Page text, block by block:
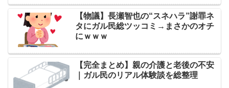
【物議】長瀬智也の“スネハラ”謝罪ネ
タにガル民総ツッコミ→まさかのオチ
にｗｗｗ
【完全まとめ】親の介護と老後の不安
｜ガル民のリアル体験談を総整理